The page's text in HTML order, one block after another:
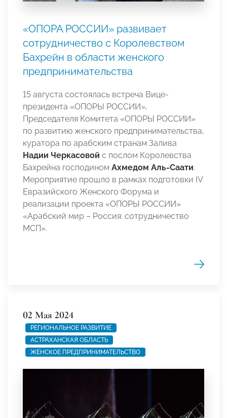
«ОПОРА РОССИИ» развивает
сотрудничество с Королевством
Бахрейн в области женского
предпринимательства
15 августа состоялась встреча Вице-
президента «ОПОРЫ РОССИИ»,
Председателя Комитета «ОПОРЫ РОССИИ»
по развитию женского предпринимательства,
куратора по арабским странам Залива
Надии Черкасовой с послом Королевства
Бахрейна господином Ахмедом Аль-Саати.
Мероприятие прошло в рамках подготовки IV
Евразийского Женского Форума и
реализации проекта «ОПОРЫ РОССИИ»
«Арабский мир – Россия: сотрудничество
МСП».
02 Мая 2024
РЕГИОНАЛЬНОЕ РАЗВИТИЕ
АСТРАХАНСКАЯ ОБЛАСТЬ
ЖЕНСКОЕ ПРЕДПРИНИМАТЕЛЬСТВО